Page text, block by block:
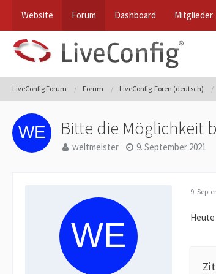
Website Forum Dashboard Mitglieder
LiveConfig Forum Forum LiveConfig-Foren (deutsch)
Bitte die Möglichkeit
weltmeister 9. September 2021
9.